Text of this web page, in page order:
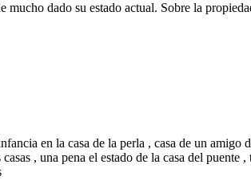
dado su estado actual. Sobre la
en la casa de la perla , casa de un
, una pena el estado de la casa del